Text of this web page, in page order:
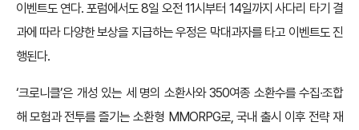
이벤트도 연다. 포럼에서도 8일 오전 11시부터 14일까지 사다리 타기 결
과에 따라 다양한 보상을 지급하는 우정은 막대과자를 타고 이벤트도 진
행된다.
‘크로니클’은 개성 있는 세 명의 소환사와 350여종 소환수를 수집∙조합
해 모험과 전투를 즐기는 소환형 MMORPG로, 국내 출시 이후 전략 재